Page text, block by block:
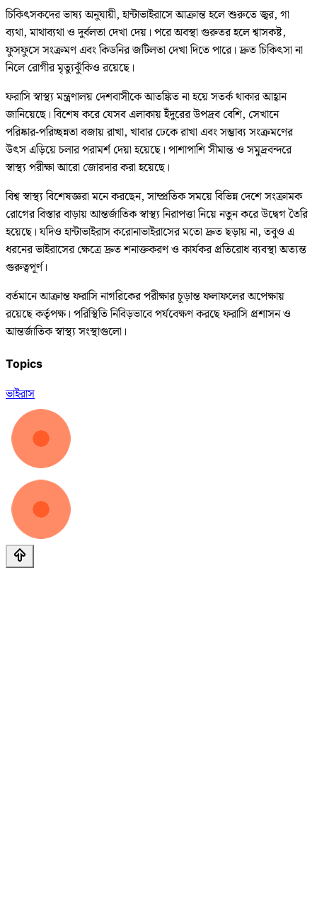
চিকিৎসকদের ভাষ্য অনুযায়ী, হান্টাভাইরাসে আক্রান্ত হলে শুরুতে জ্বর, গা
ব্যথা, মাথাব্যথা ও দুর্বলতা দেখা দেয়। পরে অবস্থা গুরুতর হলে শ্বাসকষ্ট,
ফুসফুসে সংক্রমণ এবং কিডনির জটিলতা দেখা দিতে পারে। দ্রুত চিকিৎসা না
নিলে রোগীর মৃত্যুঝুঁকিও রয়েছে।
ফরাসি স্বাস্থ্য মন্ত্রণালয় দেশবাসীকে আতঙ্কিত না হয়ে সতর্ক থাকার আহ্বান
জানিয়েছে। বিশেষ করে যেসব এলাকায় ইঁদুরের উপদ্রব বেশি, সেখানে
পরিষ্কার-পরিচ্ছন্নতা বজায় রাখা, খাবার ঢেকে রাখা এবং সম্ভাব্য সংক্রমণের
উৎস এড়িয়ে চলার পরামর্শ দেয়া হয়েছে। পাশাপাশি সীমান্ত ও সমুদ্রবন্দরে
স্বাস্থ্য পরীক্ষা আরো জোরদার করা হয়েছে।
বিশ্ব স্বাস্থ্য বিশেষজ্ঞরা মনে করছেন, সাম্প্রতিক সময়ে বিভিন্ন দেশে সংক্রামক
রোগের বিস্তার বাড়ায় আন্তর্জাতিক স্বাস্থ্য নিরাপত্তা নিয়ে নতুন করে উদ্বেগ তৈরি
হয়েছে। যদিও হান্টাভাইরাস করোনাভাইরাসের মতো দ্রুত ছড়ায় না, তবুও এ
ধরনের ভাইরাসের ক্ষেত্রে দ্রুত শনাক্তকরণ ও কার্যকর প্রতিরোধ ব্যবস্থা অত্যন্ত
গুরুত্বপূর্ণ।
বর্তমানে আক্রান্ত ফরাসি নাগরিকের পরীক্ষার চূড়ান্ত ফলাফলের অপেক্ষায়
রয়েছে কর্তৃপক্ষ। পরিস্থিতি নিবিড়ভাবে পর্যবেক্ষণ করছে ফরাসি প্রশাসন ও
আন্তর্জাতিক স্বাস্থ্য সংস্থাগুলো।
Topics
ভাইরাস